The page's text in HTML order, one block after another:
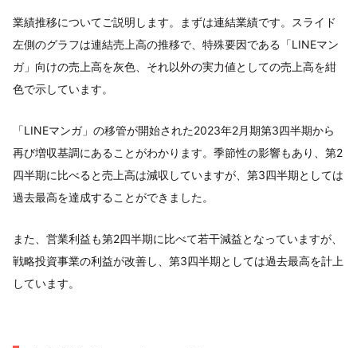
業績推移についてご説明します。まずは連結業績です。スライド
左側のグラフは連結売上高の推移で、特殊要因である「LINEマン
ガ」向けの売上高を灰色、それ以外の実力値としての売上高を紺
色で示しています。
「LINEマンガ」の移管が開始された2023年2月期第3四半期から
再び増収基調にあることがわかります。季節性の影響もあり、第2
四半期に比べると売上高は減収していますが、第3四半期としては
過去最高を達成することができました。
また、営業利益も第2四半期に比べて若干減益となっていますが、
戦略投資事業の利益が改善し、第3四半期としては過去最高を計上
しています。